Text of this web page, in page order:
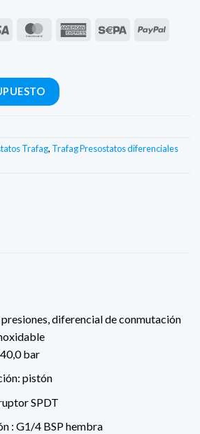
Visa MasterCardAmerican Sepa
PayPal
Trafag, Trafag Presostatos diferenciales
diferencial de conmutación
bar
pistón
SPDT
: G1/4 BSP hembra